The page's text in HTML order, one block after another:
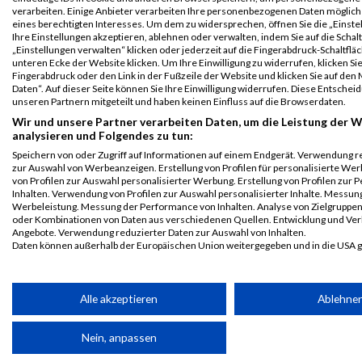
Veranstaltung Stnr
First
Name
Last
Name
Jahr Nation Verein
B2Run
Karlsruhe
B2Run Karlsruhe
2890 René Kästel 0000 GER
finanzen.net
GmbH
B2Run
Karlsruhe
Einzelwertung
männlich
2890 René Kästel 0000 GER
finanzen.net
B2Run
Karlsruhe
Teamwertung
männlich
2890 René Kästel 0000 GER
finanzen.net
GmbH
mixed
2015
verarbeiten. Einige Anbieter verarbeiten Ihre personenbezogenen Daten
eines berechtigten Interesses. Um dem zu widersprechen, öffnen Sie die
Ihre Einstellungen akzeptieren, ablehnen oder verwalten, indem Sie auf die
„Einstellungen verwalten“ klicken oder jederzeit auf die Fingerabdruck-
unteren Ecke der Website klicken. Um Ihre Einwilligung zu widerrufen, klicken
Fingerabdruck oder den Link in der Fußzeile der Website und klicken Sie auf den
Daten“. Auf dieser Seite können Sie Ihre Einwilligung widerrufen. Diese
unseren Partnern mitgeteilt und haben keinen Einfluss auf die Browserdaten.
Wir und unsere Partner verarbeiten Daten, um die Leistung der
analysieren und Folgendes zu tun:
Speichern von oder Zugriff auf Informationen auf einem Endgerät. Verwendung
zur Auswahl von Werbeanzeigen. Erstellung von Profilen für personalisierte
von Profilen zur Auswahl personalisierter Werbung. Erstellung von Profilen zur
Inhalten. Verwendung von Profilen zur Auswahl personalisierter Inhalte.
Werbeleistung. Messung der Performance von Inhalten. Analyse von
oder Kombinationen von Daten aus verschiedenen Quellen. Entwicklung und
Angebote. Verwendung reduzierter Daten zur Auswahl von Inhalten.
Daten können außerhalb der Europäischen Union weitergegeben und in die USA
Partnerliste anzeigen (1 IAB-Anbieter)
Wir nutzen Ihre Daten für folgende Zwecke:
IAB-Verarbeitungszwecke:
Alle akzeptieren
Nein, anpassen